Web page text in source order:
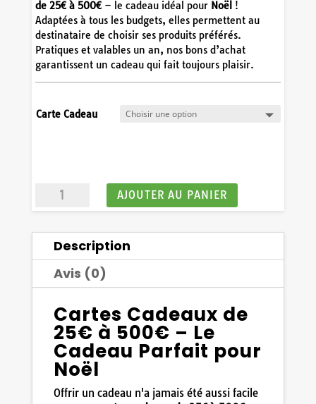
À
500,00€
de 25€ à 500€– le cadeau idéal pour Noël !
Adaptées à tous les budgets, elles permettent au
destinataire de choisir ses produits préférés.
Pratiques et valables un an, nos bons d’achat
garantissent un cadeau qui fait toujours plaisir.
Carte Cadeau
quantité
Cadeaux
AJOUTER AU PANIER
Description
Avis (0)
Cartes Cadeaux de
25€ à 500€ – Le
Cadeau Parfait pour
Noël
Offrir un cadeau n'a jamais été aussi facile